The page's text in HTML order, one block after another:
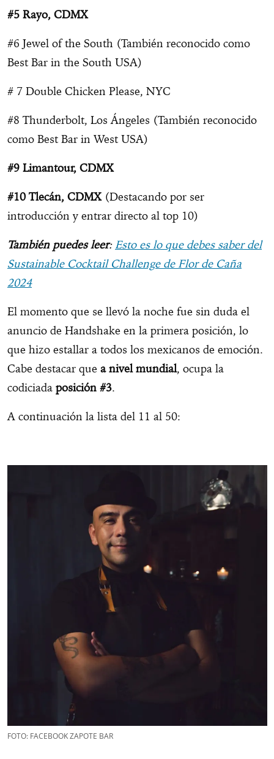
#5 Rayo, CDMX
#6 Jewel of the South (También reconocido como
Best Bar in the South USA)
# 7 Double Chicken Please, NYC
#8 Thunderbolt, Los Ángeles (También reconocido
como Best Bar in West USA)
#9 Limantour, CDMX
#10 Tlecán, CDMX(Destacando por ser
introducción y entrar directo al top 10)
También puedes leer:Esto es lo que debes saber del
Sustainable Cocktail Challenge de Flor de Caña
2024
El momento que se llevó la noche fue sin duda el
anuncio de Handshake en la primera posición, lo
que hizo estallar a todos los mexicanos de emoción.
Cabe destacar que a nivel mundial, ocupa la
codiciada posición #3.
A continuación la lista del 11 al 50:
FOTO: FACEBOOK ZAPOTE BAR